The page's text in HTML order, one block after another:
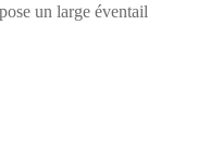
un large éventail